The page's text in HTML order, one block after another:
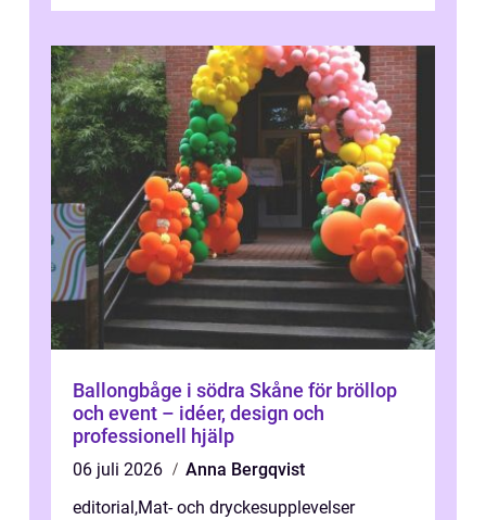
Ballongbåge i södra Skåne för bröllop
och event – idéer, design och
professionell hjälp
06 juli 2026
Anna Bergqvist
editorial ,Mat- och dryckesupplevelser